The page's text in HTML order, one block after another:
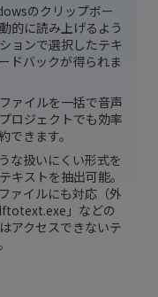
のクリップボー
的に読み上げるよう
ョンで選択したテキ
ドバックが得られま
ァイルを一括で音声
ロジェクトでも効率
できます。
な扱いにくい形式を
キストを抽出可能。
ァイルにも対応（外
」などの
アクセスできないテ